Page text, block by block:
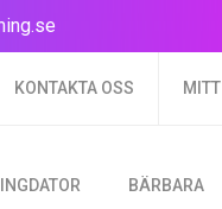
KONTAKTA OSS
BÄRBARA